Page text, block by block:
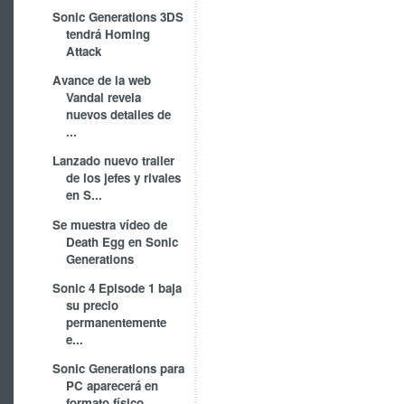
Sonic Generations 3DS
tendrá Homing
Attack
Avance de la web
Vandal revela
nuevos detalles de
...
Lanzado nuevo trailer
de los jefes y rivales
en S...
Se muestra vídeo de
Death Egg en Sonic
Generations
Sonic 4 Episode 1 baja
su precio
permanentemente
e...
Sonic Generations para
PC aparecerá en